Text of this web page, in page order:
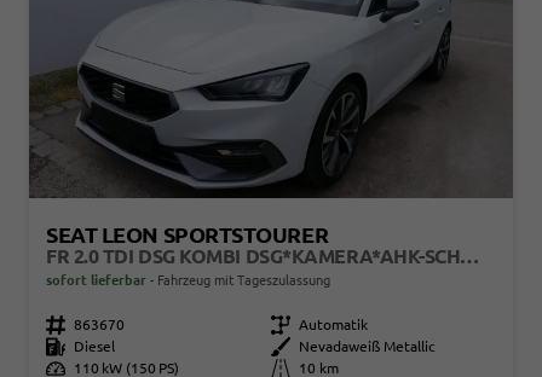
SEAT LEON SPORTSTOURER
FR 2.0 TDI DSG KOMBI DSG*KAMERA*AHK-SCHWENKBAR*NAVI*TEMPOMAT*WINTERPAKET*
sofort lieferbar Fahrzeug mit Tageszulassung
Fahrzeugnr. 863670 Getriebe Automatik
Kraftstoff
Diesel Außenfarbe
Nevadaweiß Metallic
Leistung
110 kW (150 PS) Kilometerstand
10 km